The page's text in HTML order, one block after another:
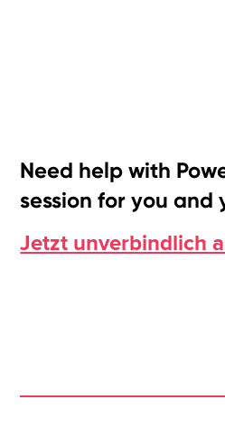
Need help with
session for you and
Jetzt unverbindlich